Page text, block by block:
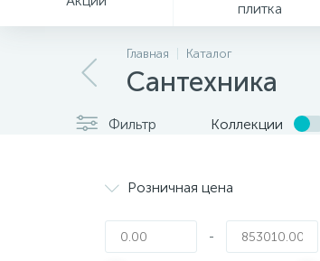
плитка
Главная Каталог
Сантехника
Фильтр Коллекции
Розничная цена
-